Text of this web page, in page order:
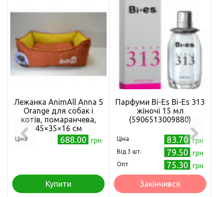
Лежанка AnimAll Anna S
Orange для собак і
котів, помаранчева,
45×35×16 см
Ціна 688.00 грн
Купити
Парфуми Bi-Es Bi-Es 313
жіночі 15 мл
(5906513009880)
Ціна 83.70 грн
Від 3 шт. 79.50 грн
Опт 75.30 грн
Закінчився